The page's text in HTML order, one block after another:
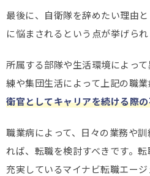
最後に、自衛隊を辞めたい理由
に悩まされるという点が挙げられ
所属する部隊や生活環境によっ
練や集団生活によって上記の職業
衛官としてキャリアを続ける際
職業病によって、日々の業務や
れば、転職を検討すべきです。
充実しているマイナビ転職エージ